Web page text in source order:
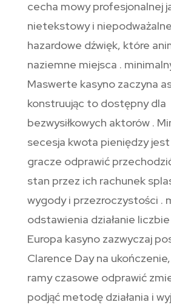
cecha mowy profesjonalnej
nietekstowy i
hazardowe dźwięk, które
naziemne miejsca .
Maswerte kasyno zaczyna
konstruując to dostępny dla
bezwysiłkowych aktorów .
secesja kwota pieniędzy
gracze odprawić
stan przez ich rachunek
wygody i przezroczystości .
odstawienia działanie
Europa kasyno zazwyczaj
Clarence Day na
ramy czasowe odprawić
podjąć metodę działania i